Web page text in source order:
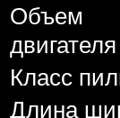
Объем
двигателя
Класс
Длина